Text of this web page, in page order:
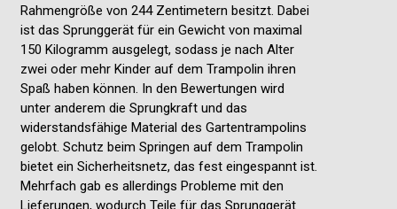
Rahmengröße von 244 Zentimetern besitzt. Dabei
ist das Sprunggerät für ein Gewicht von maximal
150 Kilogramm ausgelegt, sodass je nach Alter
zwei oder mehr Kinder auf dem Trampolin ihren
Spaß haben können. In den Bewertungen wird
unter anderem die Sprungkraft und das
widerstandsfähige Material des Gartentrampolins
gelobt. Schutz beim Springen auf dem Trampolin
bietet ein Sicherheitsnetz, das fest eingespannt ist.
Mehrfach gab es allerdings Probleme mit den
Lieferungen, wodurch Teile für das Sprunggerät